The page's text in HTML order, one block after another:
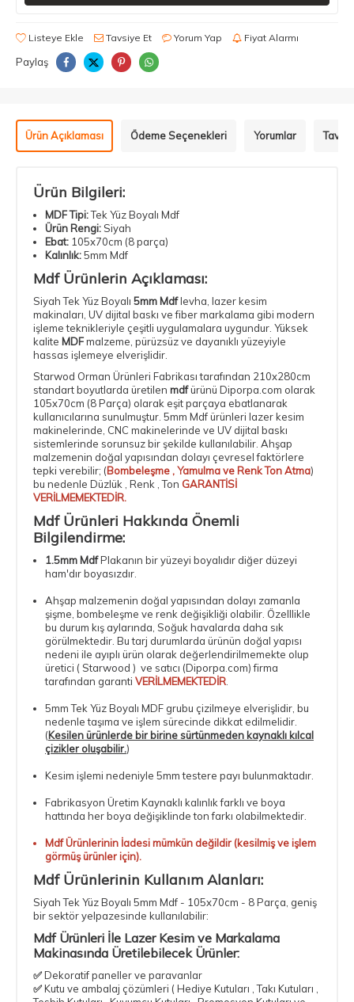
Listeye Ekle Tavsiye Et Yorum Yap Fiyat Alarmı
Paylaş
Ürün Açıklaması Ödeme Seçenekleri Yorumlar
Ürün Bilgileri:
MDF Tipi:Tek Yüz Boyalı Mdf
Ürün Rengi: Siyah
Ebat: 105x70cm (8 parça)
Kalınlık:5mm Mdf
Mdf Ürünlerin Açıklaması:
Siyah Tek Yüz Boyalı 5mm Mdflevha, lazer kesim
makinaları , UV dijital baskı vefiber markalama gibi modern
işleme teknikleriyle çeşitli uygulamalara uygundur. Yüksek
kalite MDFmalzeme, pürüzsüz ve dayanıklı yüzeyiyle
hassas işlemeye elverişlidir.
Starwod Orman Ürünleri Fabrikası tarafından 210x280cm
standart boyutlarda üretilen mdfürünü Diporpa.com olarak
105x70cm (8 Parça) olarak eşit parçaya ebatlanarak
kullanıcılarına sunulmuştur. 5mm Mdfürünleri lazer kesim
makinelerinde, CNC makinelerinde ve UV dijital baskı
sistemlerinde sorunsuz bir şekilde kullanılabilir. Ahşap
malzemenin doğal yapısından dolayı çevresel faktörlere
tepki verebilir; (Bombeleşme , Yamulma ve Renk Ton Atma)
bu nedenle Düzlük , Renk , Ton GARANTİSİ
VERİLMEMEKTEDİR.
Mdf Ürünleri Hakkında Önemli
Bilgilendirme:
1.5mm MdfPlakanın bir yüzeyi boyalıdır diğer düzeyi
ham'dır boyasızdır.
Ahşap malzemenin doğal yapısından dolayı zamanla
şişme, bombeleşme ve renk değişikliği olabilir. Özelllikle
bu durum kış aylarında, Soğuk havalarda daha sık
görülmektedir. Bu tarj durumlarda ürünün doğal yapısı
nedeni ile ayıplı ürün olarak değerlendirilmemekte olup
üretici ( Starwood ) ve satıcı (Diporpa.com) firma
tarafından garanti VERİLMEMEKTEDİR
5mm Tek Yüz Boyalı MDF grubu çizilmeye elverişlidir, bu
nedenle taşıma ve işlem sürecinde dikkat edilmelidir.
(Kesilen ürünlerde bir birine sürtünmeden kaynaklı kılcal
çizikler oluşabilir.)
Kesim işlemi nedeniyle 5mm testere payı bulunmaktadır.
Fabrikasyon Üretim Kaynaklı kalınlık farklı ve boya
hattında her boya değişiklinde ton farkı olabilmektedir.
Mdf Ürünlerinin İadesi mümkün değildir (kesilmiş ve işlem
görmüş ürünler için).
Mdf Ürünlerinin Kullanım Alanları:
Siyah Tek Yüz Boyalı 5mm Mdf - 105x70cm - 8 Parça , geniş
bir sektör yelpazesinde kullanılabilir:
Mdf Ürünleri İle Lazer Kesim ve Markalama
Makinasında Üretilebilecek Ürünler:
✅Dekoratif paneller ve paravanlar
✅Kutu ve ambalaj çözümleri ( Hediye Kutuları , Takı Kutuları ,